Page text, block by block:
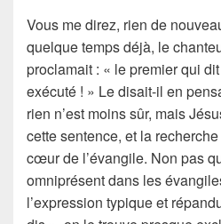
Vous me direz, rien de
quelque temps déjà, le
proclamait : « le premier qui
exécuté ! » Le disait-il en
rien n’est moins sûr, mais
cette sentence, et la
cœur de l’évangile. Non pas
omniprésent dans les
l’expression typique et